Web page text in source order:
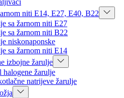
niti E14, E27, E40, B22
sa žarnom niti E27
sa žarnom niti B22
niskonaponske
sa žarnom niti E14
izbojne žarulje
halogene žarulje
natrijeve žarulje